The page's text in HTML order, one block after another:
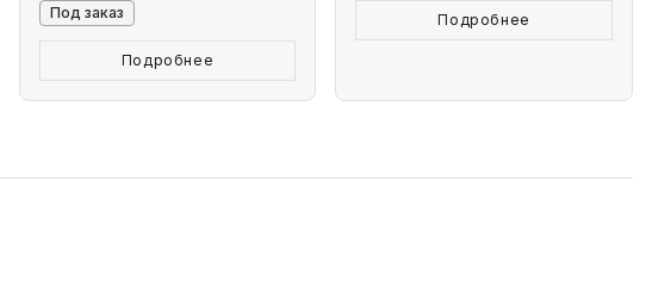
Под заказ
Подробнее
Подробнее